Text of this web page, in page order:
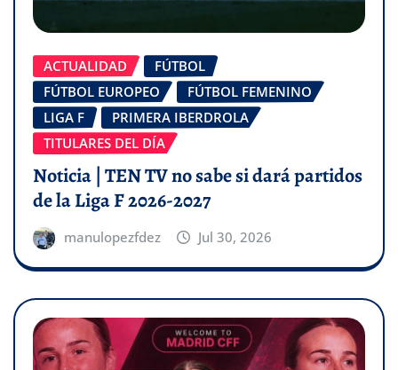
ACTUALIDAD
FÚTBOL
FÚTBOL EUROPEO
FÚTBOL FEMENINO
LIGA F
PRIMERA IBERDROLA
TITULARES DEL DÍA
Noticia | TEN TV no sabe si dará partidos
de la Liga F 2026-2027
manulopezfdez Jul 30, 2026